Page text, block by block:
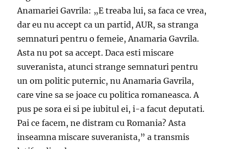
Anamariei Gavrila: „E treaba lui, sa faca ce vrea,
dar eu nu accept ca un partid, AUR, sa stranga
semnaturi pentru o femeie, Anamaria Gavrila.
Asta nu pot sa accept. Daca esti miscare
suveranista, atunci strange semnaturi pentru
un om politic puternic, nu Anamaria Gavrila,
care vine sa se joace cu politica romaneasca. A
pus pe sora ei si pe iubitul ei, i-a facut deputati.
Pai ce facem, ne distram cu Romania? Asta
inseamna miscare suveranista,” a transmis